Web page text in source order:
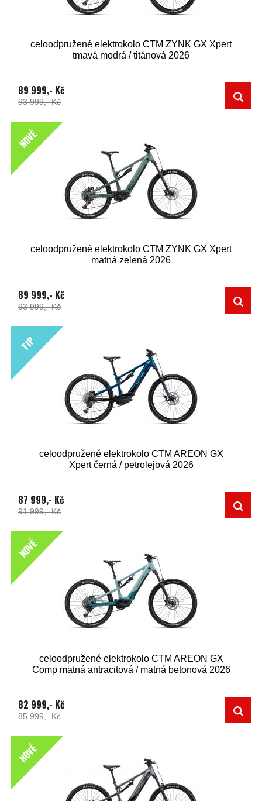
celoodpružené elektrokolo CTM ZYNK GX Xpert
tmavá modrá / titánová 2026
89 999,- Kč
93 999,- Kč
NOVÉ
celoodpružené elektrokolo CTM ZYNK GX Xpert
matná zelená 2026
89 999,- Kč
93 999,- Kč
TIP
celoodpružené elektrokolo CTM AREON GX
Xpert černá / petrolejová 2026
87 999,- Kč
91 999,- Kč
NOVÉ
celoodpružené elektrokolo CTM AREON GX
Comp matná antracitová / matná betonová 2026
82 999,- Kč
85 999,- Kč
NOVÉ